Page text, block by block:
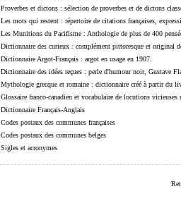
Proverbes et dictons : sélection de proverbes et de dictons
Les mots qui restent : répertoire de citations françaises,
Les Munitions du Pacifisme : Anthologie de plus de 400
Dictionnaire des curieux : complément pittoresque et original
Dictionnaire Argot-Français : argot en usage en 1907.
Dictionnaire des idées reçues : perle d'humour noir, Gustave
Mythologie grecque et romaine : dictionnaire créé à partir du
Glossaire franco-canadien et vocabulaire de locutions vicieuses
Dictionnaire Français-Anglais
Codes postaux des communes françaises
Codes postaux des communes belges
Sigles et acronymes